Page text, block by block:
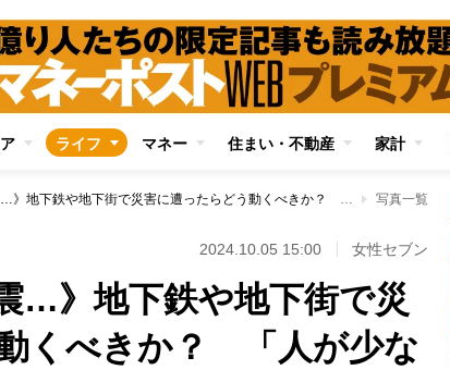
ライフ マネー 住まい・不動産 家計
《豪雨で浸水、地震…》地下鉄や地下街で災害に遭ったらどう動くべきか？ 「人が少ない避難経路へ」「勝手に列車外に出ると感電する恐れも」専門家が指摘する注意点 写真一覧
2024.10.05 15:00 女性セブン
…》地下鉄や地下街で災
くべきか？ 「人が少な